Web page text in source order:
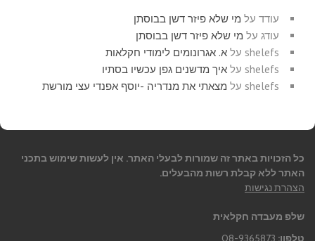
עודד על מי שלא פיזר דשן בבוסתן
עודג על מי שלא פיזר דשן בבוסתן
shelefs על א. אגרונומים לימודי חקלאות
shelefs על איך מדשנים גפן עכשיו בסתיו
shelefs על מצאתי את מנדריה -יוסף אפנדי עצי מורשת
כל הזכויות באתר זה שמורות לבעלי האתר. אין לעשות שימוש בתכני
האתר ללא קבלת רשות מהבעלים.
הצהרת נגישות
שלפ מעבדה חקלאית
טלפון: